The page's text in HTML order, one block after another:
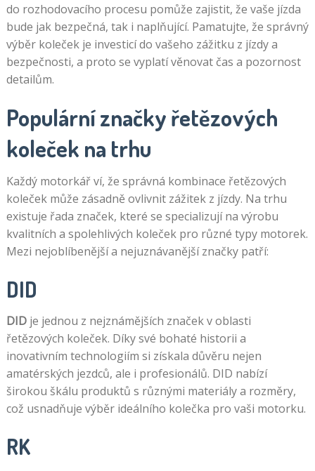
do rozhodovacího procesu pomůže zajistit, že vaše jízda
bude jak bezpečná, tak i naplňující. Pamatujte, že správný
výběr koleček je investicí do vašeho zážitku z jízdy a
bezpečnosti, a proto se vyplatí věnovat čas a pozornost
detailům.
Populární značky řetězových
koleček na trhu
Každý motorkář ví, že správná kombinace řetězových
koleček může zásadně ovlivnit zážitek z jízdy. Na trhu
existuje řada značek, které se specializují na výrobu
kvalitních a spolehlivých koleček pro různé typy motorek.
Mezi nejoblíbenější a nejuznávanější značky patří:
DID
DIDje jednou z nejznámějších značek v oblasti
řetězových koleček. Díky své bohaté historii a
inovativním technologiím si získala důvěru nejen
amatérských jezdců, ale i profesionálů. DID nabízí
širokou škálu produktů s různými materiály a rozměry,
což usnadňuje výběr ideálního kolečka pro vaši motorku.
RK